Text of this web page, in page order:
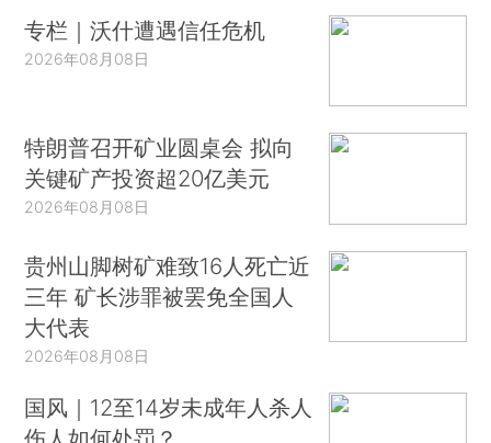
专栏｜沃什遭遇信任危机
2026年08月08日
特朗普召开矿业圆桌会 拟向
关键矿产投资超20亿美元
2026年08月08日
贵州山脚树矿难致16人死亡近
三年 矿长涉罪被罢免全国人
大代表
2026年08月08日
国风｜12至14岁未成年人杀人